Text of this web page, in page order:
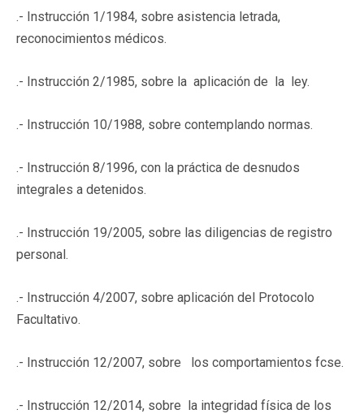
.- Instrucción 1/1984, sobre asistencia letrada,
reconocimientos médicos.
.- Instrucción 2/1985, sobre la aplicación de la ley.
.- Instrucción 10/1988, sobre contemplando normas.
.- Instrucción 8/1996, con la práctica de desnudos
integrales a detenidos.
.- Instrucción 19/2005, sobre las diligencias de registro
personal.
.- Instrucción 4/2007, sobre aplicación del Protocolo
Facultativo.
.- Instrucción 12/2007, sobre los comportamientos fcse.
.- Instrucción 12/2014, sobre la integridad física de los